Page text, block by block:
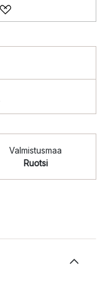
Valmistusmaa
Ruotsi